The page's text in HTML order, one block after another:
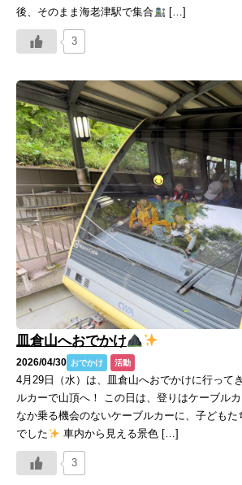
後、そのまま海老津駅で集合
[…]
3
皿倉山へおでかけ
2026/04/30 おでかけ 活動
4月29日（水）は、皿倉山へおでかけに行って
ルカーで山頂へ！ この日は、登りはケーブル
なか乗る機会のないケーブルカーに、子ども
でした
車内から見える景色 […]
3